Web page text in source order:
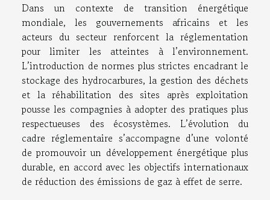
Dans un contexte de transition énergétique
mondiale, les gouvernements africains et les
acteurs du secteur renforcent la réglementation
pour limiter les atteintes à l’environnement.
L’introduction de normes plus strictes encadrant le
stockage des hydrocarbures, la gestion des déchets
et la réhabilitation des sites après exploitation
pousse les compagnies à adopter des pratiques plus
respectueuses des écosystèmes. L’évolution du
cadre réglementaire s’accompagne d’une volonté
de promouvoir un développement énergétique plus
durable, en accord avec les objectifs internationaux
de réduction des émissions de gaz à effet de serre.